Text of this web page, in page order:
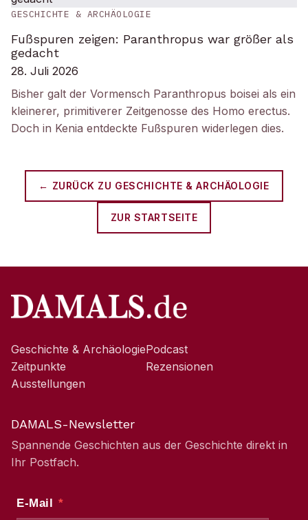
GESCHICHTE & ARCHÄOLOGIE
Fußspuren zeigen: Paranthropus war größer als
gedacht
28. Juli 2026
Bisher galt der Vormensch Paranthropus boisei als ein
kleinerer, primitiverer Zeitgenosse des Homo erectus.
Doch in Kenia entdeckte Fußspuren widerlegen dies.
← ZURÜCK ZU GESCHICHTE & ARCHÄOLOGIE
ZUR STARTSEITE
Geschichte & Archäologie
Zeitpunkte
Ausstellungen
Podcast
Rezensionen
DAMALS-Newsletter
Spannende Geschichten aus der Geschichte direkt in
Ihr Postfach.